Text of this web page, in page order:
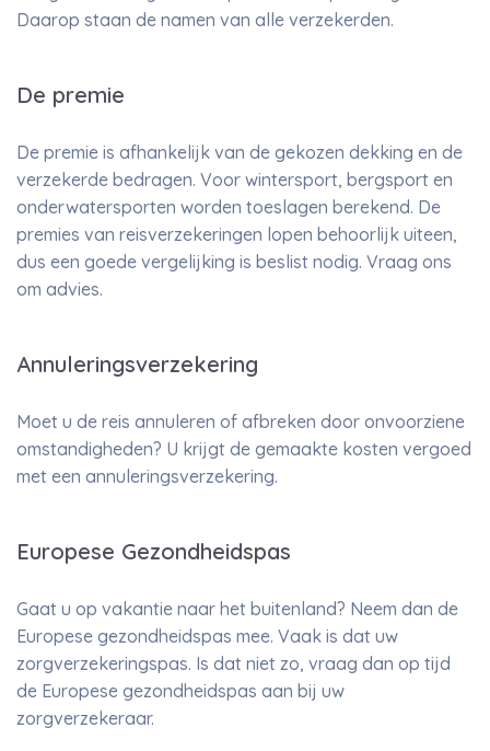
Daarop staan de namen van alle verzekerden.
De premie
De premie is afhankelijk van de gekozen dekking en de
verzekerde bedragen. Voor wintersport, bergsport en
onderwatersporten worden toeslagen berekend. De
premies van reisverzekeringen lopen behoorlijk uiteen,
dus een goede vergelijking is beslist nodig. Vraag ons
om advies.
Annuleringsverzekering
Moet u de reis annuleren of afbreken door onvoorziene
omstandigheden? U krijgt de gemaakte kosten vergoed
met een annuleringsverzekering.
Europese Gezondheidspas
Gaat u op vakantie naar het buitenland? Neem dan de
Europese gezondheidspas mee. Vaak is dat uw
zorgverzekeringspas. Is dat niet zo, vraag dan op tijd
de Europese gezondheidspas aan bij uw
zorgverzekeraar.